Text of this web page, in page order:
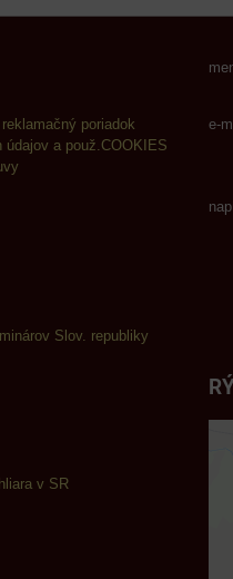
poriadok
údajov a použ.COOKIES
Slov. republiky
v SR
e-